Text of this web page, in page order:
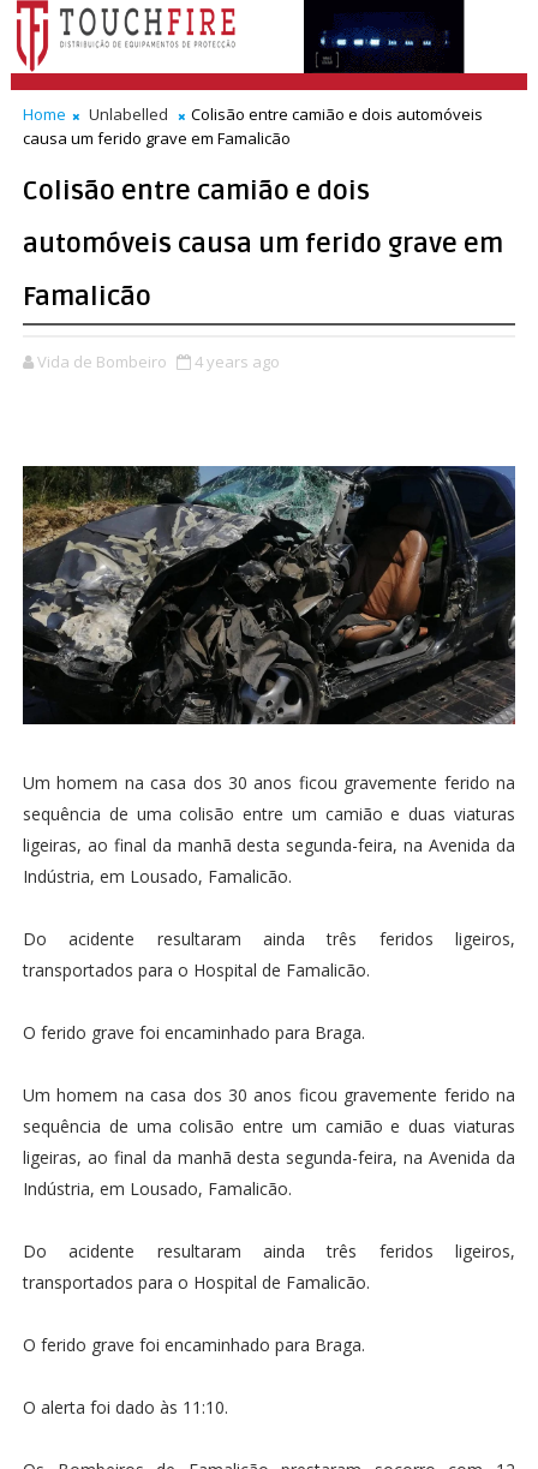
Home Unlabelled
Colisão entre camião e dois automóveis
causa um ferido grave em Famalicão
Colisão entre camião e dois
automóveis causa um ferido grave em
Famalicão
Vida de Bombeiro 4 years ago
Um homem na casa dos 30 anos ficou gravemente ferido na
sequência de uma colisão entre um camião e duas viaturas
ligeiras, ao final da manhã desta segunda-feira, na Avenida da
Indústria, em Lousado, Famalicão.
Do acidente resultaram ainda três feridos ligeiros,
transportados para o Hospital de Famalicão.
O ferido grave foi encaminhado para Braga.
Um homem na casa dos 30 anos ficou gravemente ferido na
sequência de uma colisão entre um camião e duas viaturas
ligeiras, ao final da manhã desta segunda-feira, na Avenida da
Indústria, em Lousado, Famalicão.
Do acidente resultaram ainda três feridos ligeiros,
transportados para o Hospital de Famalicão.
O ferido grave foi encaminhado para Braga.
O alerta foi dado às 11:10.